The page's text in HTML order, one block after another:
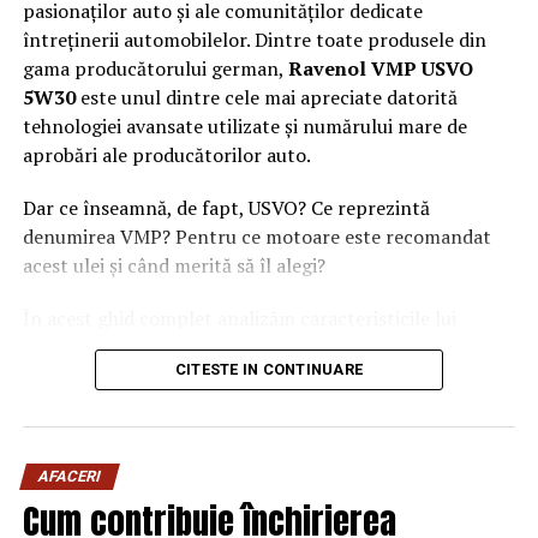
pasionaților auto și ale comunităților dedicate
întreținerii automobilelor. Dintre toate produsele din
gama producătorului german, Ravenol VMP USVO
5W30este unul dintre cele mai apreciate datorită
tehnologiei avansate utilizate și numărului mare de
aprobări ale producătorilor auto.
Dar ce înseamnă, de fapt, USVO? Ce reprezintă
denumirea VMP? Pentru ce motoare este recomandat
acest ulei și când merită să îl alegi?
Ravenol VMP USVO 5W30 și explicăm de ce este
considerat unul dintre cele mai performante uleiuri de
Ravenol este un producător german de lubrifianți
fondat în anul 1946 și recunoscut la nivel internațional
CITESTE IN CONTINUARE
AFACERI
Cum contribuie închirierea